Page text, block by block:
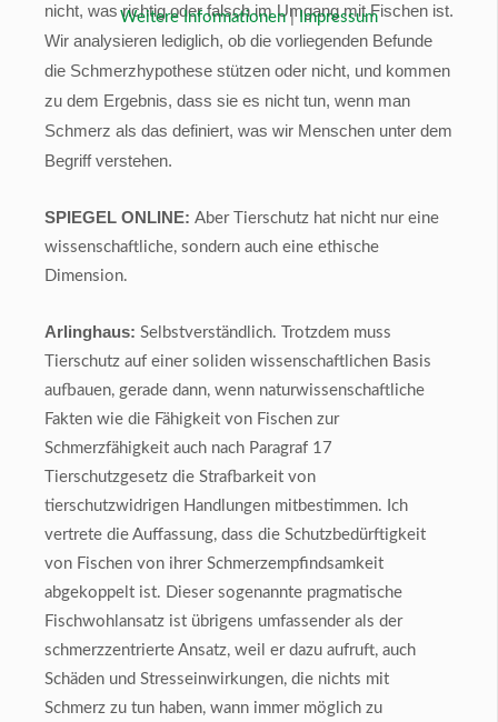
nicht, was richtig oder falsch im Umgang mit Fischen ist.
Wir analysieren lediglich, ob die vorliegenden Befunde
die Schmerzhypothese stützen oder nicht, und kommen
zu dem Ergebnis, dass sie es nicht tun, wenn man
Schmerz als das definiert, was wir Menschen unter dem
Begriff verstehen.
SPIEGEL ONLINE: Aber Tierschutz hat nicht nur eine
wissenschaftliche, sondern auch eine ethische
Dimension.
Arlinghaus: Selbstverständlich. Trotzdem muss
Tierschutz auf einer soliden wissenschaftlichen Basis
aufbauen, gerade dann, wenn naturwissenschaftliche
Fakten wie die Fähigkeit von Fischen zur
Schmerzfähigkeit auch nach Paragraf 17
Tierschutzgesetz die Strafbarkeit von
tierschutzwidrigen Handlungen mitbestimmen. Ich
vertrete die Auffassung, dass die Schutzbedürftigkeit
von Fischen von ihrer Schmerzempfindsamkeit
abgekoppelt ist. Dieser sogenannte pragmatische
Fischwohlansatz ist übrigens umfassender als der
schmerzzentrierte Ansatz, weil er dazu aufruft, auch
Schäden und Stresseinwirkungen, die nichts mit
Schmerz zu tun haben, wann immer möglich zu
Weitere Informationen| Impressum